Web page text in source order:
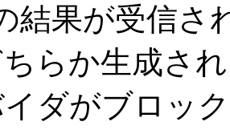
結果が受信さ
らか生成さ
ダがブロッ